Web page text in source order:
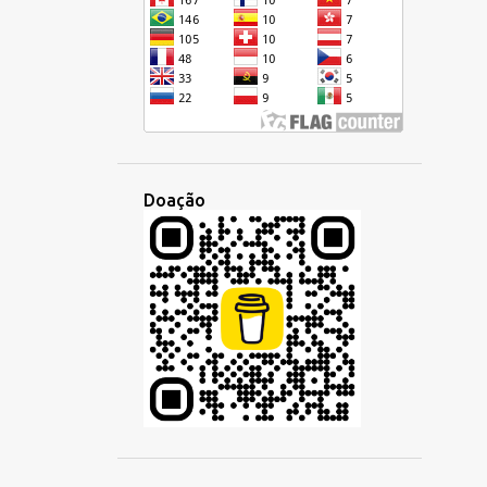
CURSIVA DEMOCRÁTICA
DESENVOLVIMENTO DIGITAL
DINHEIRO DISCUSSÃO
DOMINGO
EDUCAÇÃO
EMPREGO EMPRESA ENCONTRO
ENSINO EQUÍVOCO ESCOLA
ESCREVER ESCRITA ESCUTA
ESCUTAR ESLAVA ESPANHOL
ESPERANTISTAS ESPERANTO
ESTILO ESTRANGEIRO
Doação